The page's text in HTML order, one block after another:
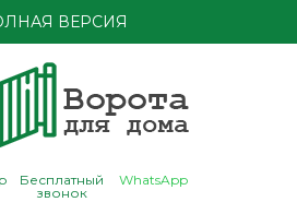
ВЕРСИЯ
Бесплатный
звонок
WhatsApp